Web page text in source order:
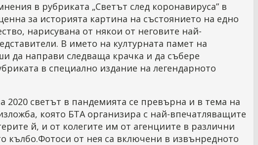
в рубриката „Светът след коронавируса” в
за историята картина на състоянието на едно
нарисувана от някои от неговите най-
В името на културната памет на
да направи следваща крачка и да събере
в специално издание на легендарното
2020 светът в пандемията се превърна и в тема на
която БТА организира с най-впечатляващите
й, и от колегите им от агенциите в различни
кълбо.Фотоси от нея са включени в извънредното